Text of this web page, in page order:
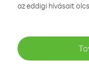
az eddigi hívásait